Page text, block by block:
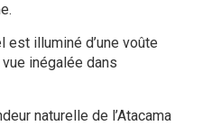
illuminé d’une voûte
inégalée dans
naturelle de l’Atacama